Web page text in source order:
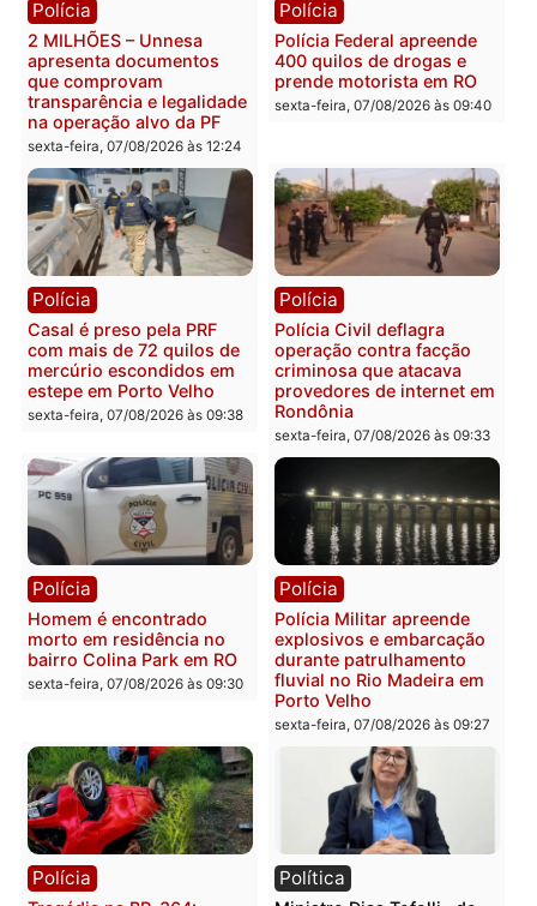
Política
Marcos Rogério apresenta
Plano de Governo com
228 projetos, metas
públicas e
acompanhamento de
resultados
sexta-feira, 07/08/2026 às 18:49
Política
Eleições 2026: Pastor
Evanildo pode ser o
primeiro pastor de
Rondônia na Câmara
Federal
sexta-feira, 07/08/2026 às
Polícia
2 MILHÕES – Unnesa
apresenta documentos
que comprovam
transparência e legalidade
na operação alvo da PF
sexta-feira, 07/08/2026 às 12:24
Polícia
Polícia Federal apreende
400 quilos de drogas e
prende motorista em RO
sexta-feira, 07/08/2026 às
Polícia
Casal é preso pela PRF
com mais de 72 quilos de
Polícia
Polícia Civil deflagra
operação contra facção